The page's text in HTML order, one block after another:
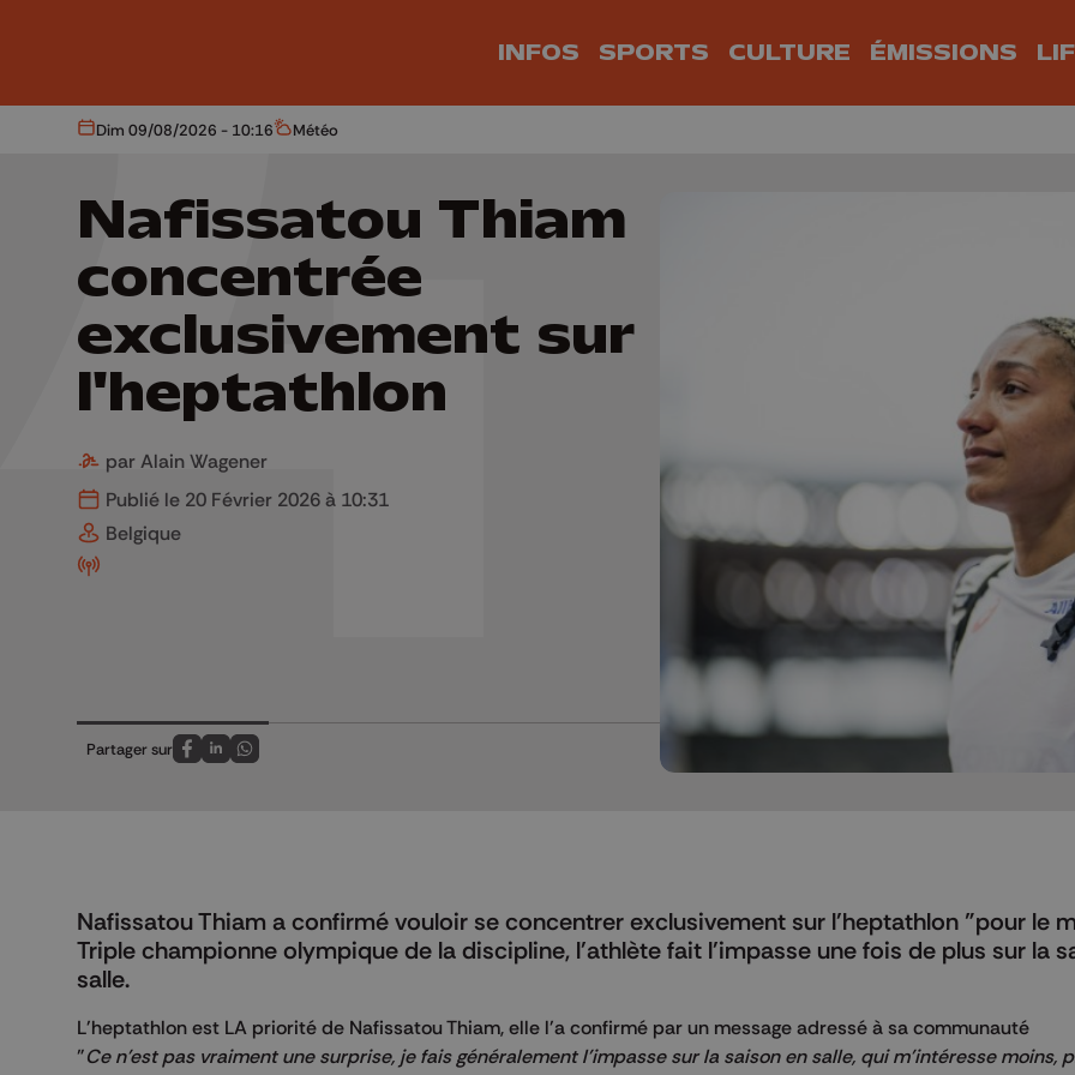
INFOS SPORTS CULTURE ÉMISSIONS
Aujourd'hui
Dim 09/08/2026 - 10:16 Météo
Météo
Nafissatou Thiam
concentrée
exclusivement sur
l'heptathlon
par Alain Wagener
Publié le 20 Février 2026 à 10:31
Belgique
Partager sur
Partagez sur FaceBook
Partagez sur LinkedIn
Partagez sur Whatsapp
Nafissatou Thiam a confirmé vouloir se concentrer exclusivement sur l'heptathlon "pour le
Triple championne olympique de la discipline, l'athlète fait l'impasse une fois de plus sur la
salle.
L'heptathlon est LA priorité de Nafissatou Thiam, elle l'a confirmé par un message adressé à sa communauté
"Ce n'est pas vraiment une surprise, je fais généralement l'impasse sur la saison en salle, qui m'intéresse moins,